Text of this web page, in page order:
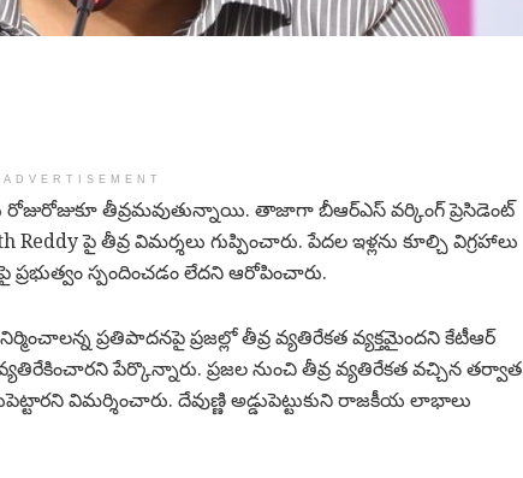
ADVERTISEMENT
తీవ్రమవుతున్నాయి. తాజాగా బీఆర్ఎస్ వర్కింగ్ ప్రెసిడెంట్
Reddyపై తీవ్ర విమర్శలు గుప్పించారు. పేదల ఇళ్లను కూల్చి విగ్రహాలు
ప్రభుత్వం స్పందించడం లేదని ఆరోపించారు.
ప్రతిపాదనపై ప్రజల్లో తీవ్ర వ్యతిరేకత వ్యక్తమైందని కేటీఆర్
పేర్కొన్నారు. ప్రజల నుంచి తీవ్ర వ్యతిరేకత వచ్చిన తర్వాత
విమర్శించారు. దేవుణ్ణి అడ్డుపెట్టుకుని రాజకీయ లాభాలు